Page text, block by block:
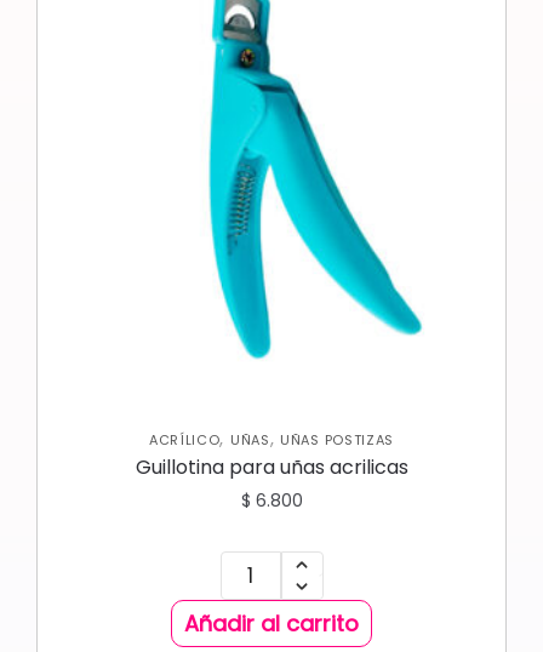
ACRÍLICO, UÑAS, UÑAS POSTIZAS
Guillotina para uñas acrilicas
$ 6.800
Añadir al carrito